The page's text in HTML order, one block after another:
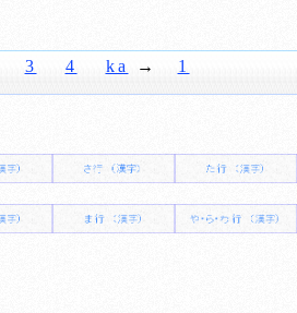
3 4 ka → 1